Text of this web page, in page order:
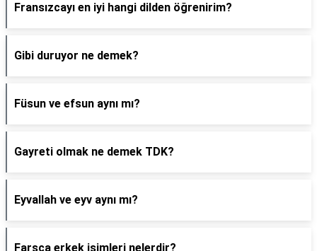
Fransızcayı en iyi hangi dilden öğrenirim?
Gibi duruyor ne demek?
Füsun ve efsun aynı mı?
Gayreti olmak ne demek TDK?
Eyvallah ve eyv aynı mı?
Farsça erkek isimleri nelerdir?